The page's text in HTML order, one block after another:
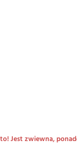
Jest zwiewna,